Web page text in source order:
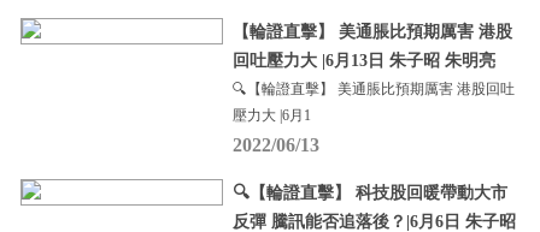
【輪證直擊】 美通脹比預期厲害 港股
回吐壓力大 |6月13日 朱子昭 朱明亮
🔍【輪證直擊】 美通脹比預期厲害 港股回吐
壓力大 |6月1
2022/06/13
🔍【輪證直擊】 科技股回暖帶動大市
反彈 騰訊能否追落後？|6月6日 朱子昭